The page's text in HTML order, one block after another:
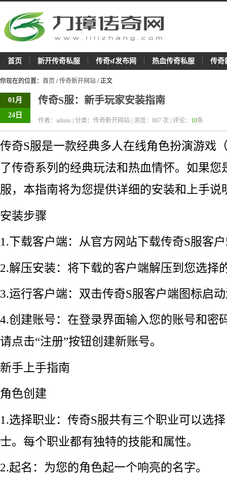
首页 新开传奇私服 传奇sf发布网 热血传奇私服 传奇
你现在的位置： 首页 /传奇新开网站 / 正文
01月
24日
传奇S服：新手玩家安装指南
作者：admin | 分类：传奇新开网站 | 浏览： 887 次 | 评论： 10条
传奇S服是一款经典多人在线角色扮演游戏
了传奇系列的经典玩法和热血情怀。如果您
服，本指南将为您提供详细的安装和上手说
安装步骤
1.下载客户端：从官方网站下载传奇S服客
2.解压安装：将下载的客户端解压到您选择
3.运行客户端：双击传奇S服客户端图标启
4.创建账号：在登录界面输入您的账号和密
请点击“注册”按钮创建新账号。
新手上手指南
角色创建
1.选择职业：传奇S服共有三个职业可以选
士。每个职业都有独特的技能和属性。
2.起名：为您的角色起一个响亮的名字。